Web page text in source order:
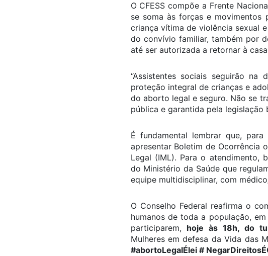
O CFESS compõe a Frente
se soma às forças e
criança vítima de violência sexual
do convívio familiar, também por
até ser autorizada a retornar à
“Assistentes sociais seguirão
proteção integral de crianças e
do aborto legal e seguro. Não se
pública e garantida pela legislação
É fundamental lembrar que,
apresentar Boletim de Ocorrência
Legal (IML). Para o atendimento,
do Ministério da Saúde que
equipe multidisciplinar, com
O Conselho Federal reafirma o
humanos de toda a população,
participarem, hoje às 18h, do
Mulheres em defesa da Vida das
#abortoLegalÉlei #